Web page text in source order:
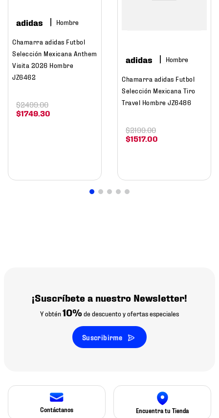
adidas Hombre
Chamarra adidas Futbol
Selección Mexicana Anthem
Visita 2026 Hombre
JZ6462
$1749 30
$2499.00
adidas Hombre
Chamarra adidas Futbol
Selección Mexicana Tiro
Travel Hombre JZ6486
$1517.00
$2199.00
¡Suscríbete a nuestro Newsletter!
Y obtén10% de descuento y ofertas especiales
Suscribirme
Contáctanos Encuentra tu Tienda